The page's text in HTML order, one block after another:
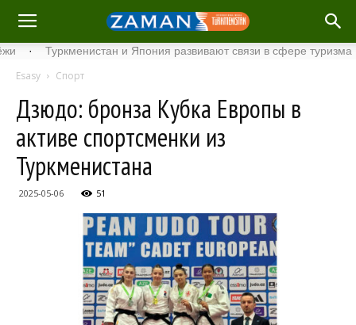
· Туркменистан и Япония развивают связи в сфере туризма ·
Esasy Спорт
Дзюдо: бронза Кубка Европы в
активе спортсменки из
Туркменистана
2025-05-06 51